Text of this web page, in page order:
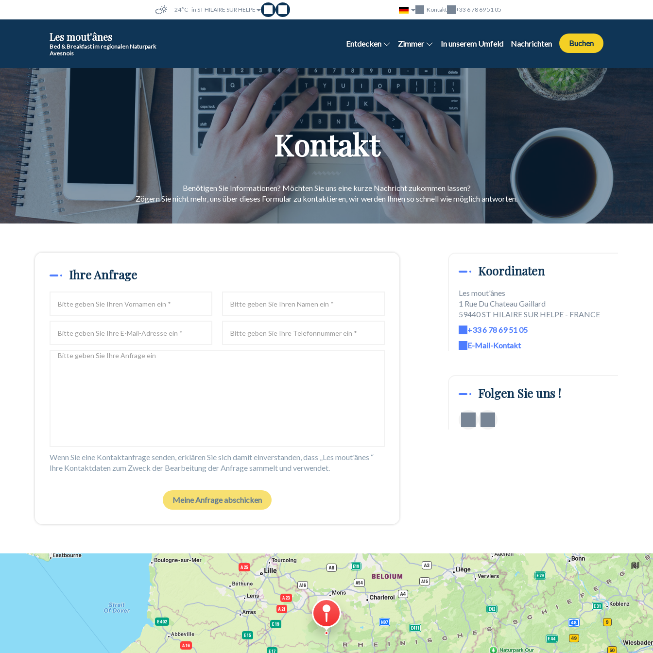
24°C in ST HILAIRE SUR HELPE Kontakt +33 6 78 69 51 05
Les mout'ânes
Bed & Breakfast im regionalen Naturpark
Avesnois
Entdecken Zimmer In unserem Umfeld Nachrichten Buchen
Kontakt
Benötigen Sie Informationen? Möchten Sie uns eine kurze Nachricht zukommen lassen?
Zögern Sie nicht mehr, uns über dieses Formular zu kontaktieren, wir werden Ihnen so schnell wie möglich antworten.
Ihre Anfrage
Wenn Sie eine Kontaktanfrage senden, erklären Sie sich damit einverstanden, dass „Les mout'ânes “
Ihre Kontaktdaten zum Zweck der Bearbeitung der Anfrage sammelt und verwendet.
Koordinaten
Les mout'ânes
1 Rue Du Chateau Gaillard
59440 ST HILAIRE SUR HELPE - FRANCE
+33 6 78 69 51 05
E-Mail-Kontakt
Folgen Sie uns !